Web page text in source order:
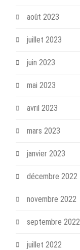
août 2023
juillet 2023
juin 2023
mai 2023
avril 2023
mars 2023
janvier 2023
décembre 2022
novembre 2022
septembre 2022
juillet 2022